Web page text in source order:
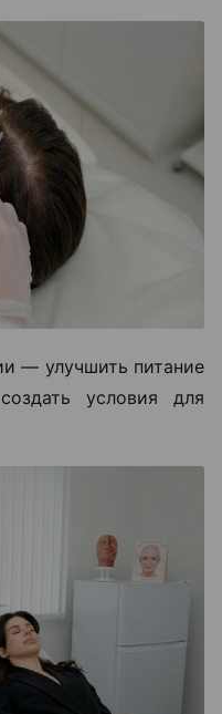
— улучшить питание
условия для